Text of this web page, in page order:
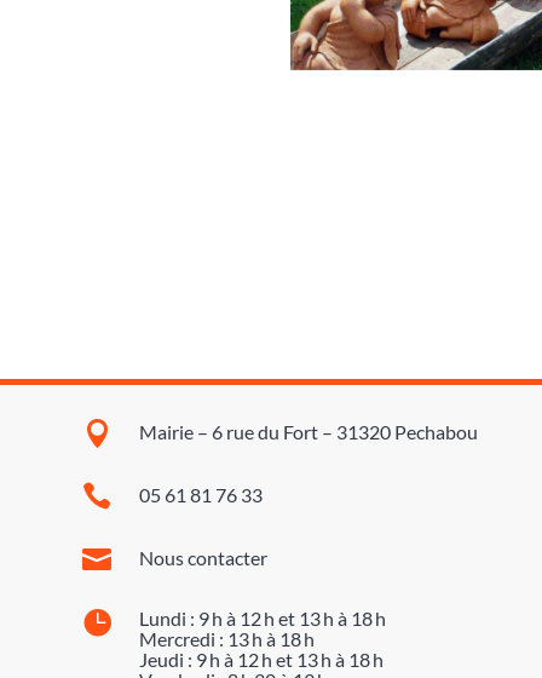
 Mairie – 6 rue du Fort – 31320 Pechabou
 05 61 81 76 33
 Nous contacter

Lundi : 9 h à 12 h et 13 h à 18 h
Mercredi : 13 h à 18 h
Jeudi : 9 h à 12 h et 13 h à 18 h